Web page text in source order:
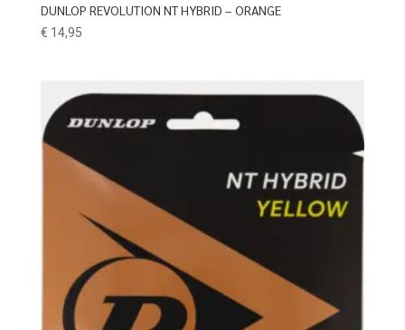
DUNLOP REVOLUTION NT HYBRID – ORANGE
€ 14,95